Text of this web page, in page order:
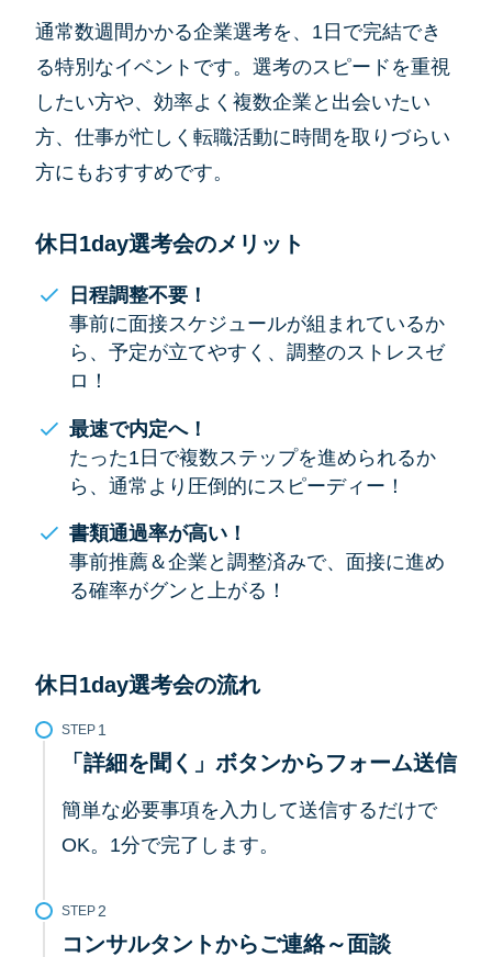
通常数週間かかる企業選考を、1日で完結でき
る特別なイベントです。選考のスピードを重視
したい方や、効率よく複数企業と出会いたい
方、仕事が忙しく転職活動に時間を取りづらい
方にもおすすめです。
休日1day選考会のメリット
日程調整不要！
事前に面接スケジュールが組まれているか
ら、予定が立てやすく、調整のストレスゼ
ロ！
最速で内定へ！
たった1日で複数ステップを進められるか
ら、通常より圧倒的にスピーディー！
書類通過率が高い！
事前推薦＆企業と調整済みで、面接に進め
る確率がグンと上がる！
休日1day選考会の流れ
STEP
「詳細を聞く」ボタンからフォーム送信
簡単な必要事項を入力して送信するだけで
OK。1分で完了します。
STEP
コンサルタントからご連絡～面談